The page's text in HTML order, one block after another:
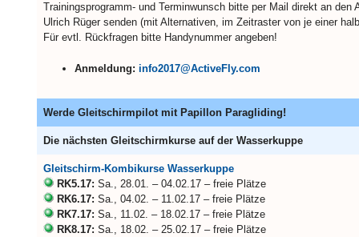
Trainingsprogramm- und Terminwunsch bitte per Mail direkt an den
Ulrich Rüger senden (mit Alternativen, im Zeitraster von je einer
Für evtl. Rückfragen bitte Handynummer angeben!
Anmeldung: info2017@ActiveFly.com
Werde Gleitschirmpilot mit Papillon Paragliding!
Die nächsten Gleitschirmkurse auf der Wasserkuppe
Gleitschirm-Kombikurse Wasserkuppe
RK5.17: Sa., 28.01. – 04.02.17 – freie Plätze
RK6.17: Sa., 04.02. – 11.02.17 – freie Plätze
RK7.17: Sa., 11.02. – 18.02.17 – freie Plätze
RK8.17: Sa., 18.02. – 25.02.17 – freie Plätze